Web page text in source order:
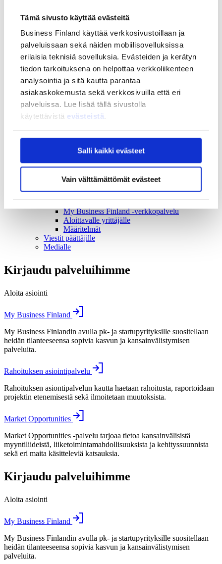
Tämä sivusto käyttää evästeitä
Business Finland käyttää verkkosivustoillaan ja
palveluissaan sekä näiden mobiilisovelluksissa
erilaisia teknisiä sovelluksia. Evästeiden ja kerätyn
tiedon tarkoituksena on helpottaa verkkoliikenteen
analysointia ja sitä kautta parantaa
asiakaskokemusta sekä verkkosivuilla että eri
palveluissa. Lue lisää tällä sivustolla
käytettävistä evästeistä.
Salli kaikki evästeet
Vain välttämättömät evästeet
Strategia ja vaikuttavuus
Business Finlandin strategia 2030
Tulokset ja vaikutukset
Ajankohtaista
Ajankohtaista
Uutiset
Tapahtumat
Yhteys ja tuki
Yhteys ja tuki
Asiakaspalvelu
Usein kysytyt kysymykset
Usein kysytyt kysymykset
Business Finland
Rahoituksen asiointipalvelu
Rahoitus
My Business Finland -verkkopalvelu
Aloittavalle yrittäjälle
Määritelmät
Viestit päättäjille
Medialle
Kirjaudu palveluihimme
Aloita asiointi
My Business Finland
My Business Finlandin avulla pk- ja startupyrityksille suositellaan
heidän tilanteeseensa sopivia kasvun ja kansainvälistymisen
palveluita.
Rahoituksen asiointipalvelu
Rahoituksen asiontipalvelun kautta haetaan rahoitusta, raportoidaan
projektin etenemisestä sekä ilmoitetaan muutoksista.
Market Opportunities
Market Opportunities -palvelu tarjoaa tietoa kansainvälisistä
myyntiliideistä, liiketoimintamahdollisuuksista ja kehityssuunnista
sekä eri maita käsitteleviä katsauksia.
Kirjaudu palveluihimme
Aloita asiointi
My Business Finland
My Business Finlandin avulla pk- ja startupyrityksille suositellaan
heidän tilanteeseensa sopivia kasvun ja kansainvälistymisen
palveluita.